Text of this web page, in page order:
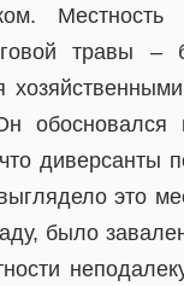
травы –
диверсанты
это
было